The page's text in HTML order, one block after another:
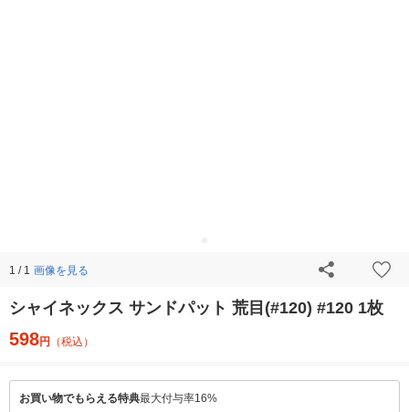
1 / 1 画像を見る
シャイネックス サンドパット 荒目(#120) #120 1枚
598円 （税込）
お買い物でもらえる特典最大付与率16%